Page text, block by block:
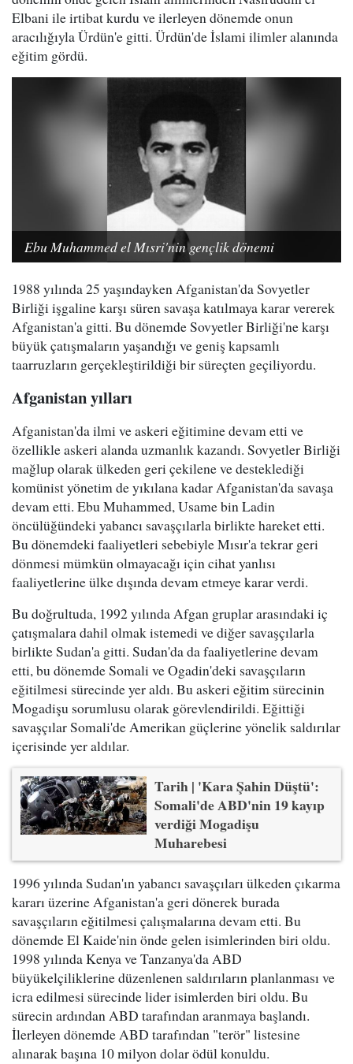
Elbani ile irtibat kurdu ve ilerleyen dönemde onun
aracılığıyla Ürdün'e gitti. Ürdün'de İslami ilimler alanında
eğitim gördü.
Ebu Muhammed el Mısri'nin gençlik dönemi
1988 yılında 25 yaşındayken Afganistan'da Sovyetler
Birliği işgaline karşı süren savaşa katılmaya karar vererek
Afganistan'a gitti. Bu dönemde Sovyetler Birliği'ne karşı
büyük çatışmaların yaşandığı ve geniş kapsamlı
taarruzların gerçekleştirildiği bir süreçten geçiliyordu.
Afganistan yılları
Afganistan'da ilmi ve askeri eğitimine devam etti ve
özellikle askeri alanda uzmanlık kazandı. Sovyetler Birliği
mağlup olarak ülkeden geri çekilene ve desteklediği
komünist yönetim de yıkılana kadar Afganistan'da savaşa
devam etti. Ebu Muhammed, Usame bin Ladin
öncülüğündeki yabancı savaşçılarla birlikte hareket etti.
Bu dönemdeki faaliyetleri sebebiyle Mısır'a tekrar geri
dönmesi mümkün olmayacağı için cihat yanlısı
faaliyetlerine ülke dışında devam etmeye karar verdi.
Bu doğrultuda, 1992 yılında Afgan gruplar arasındaki iç
çatışmalara dahil olmak istemedi ve diğer savaşçılarla
birlikte Sudan'a gitti. Sudan'da da faaliyetlerine devam
etti, bu dönemde Somali ve Ogadin'deki savaşçıların
eğitilmesi sürecinde yer aldı. Bu askeri eğitim sürecinin
Mogadişu sorumlusu olarak görevlendirildi. Eğittiği
savaşçılar Somali'de Amerikan güçlerine yönelik saldırılar
içerisinde yer aldılar.
Tarih | 'Kara Şahin Düştü':
Somali'de ABD'nin 19 kayıp
verdiği Mogadişu
Muharebesi
1996 yılında Sudan'ın yabancı savaşçıları ülkeden çıkarma
kararı üzerine Afganistan'a geri dönerek burada
savaşçıların eğitilmesi çalışmalarına devam etti. Bu
dönemde El Kaide'nin önde gelen isimlerinden biri oldu.
1998 yılında Kenya ve Tanzanya'da ABD
büyükelçiliklerine düzenlenen saldırıların planlanması ve
icra edilmesi sürecinde lider isimlerden biri oldu. Bu
sürecin ardından ABD tarafından aranmaya başlandı.
İlerleyen dönemde ABD tarafından "terör" listesine
alınarak başına 10 milyon dolar ödül konuldu.